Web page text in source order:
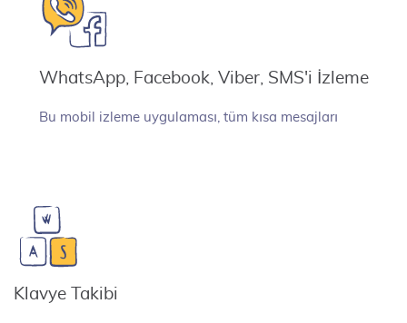
WhatsApp, Facebook, Viber, SMS'i İzleme
Bu mobil izleme uygulaması, tüm kısa mesajları
Klavye Takibi